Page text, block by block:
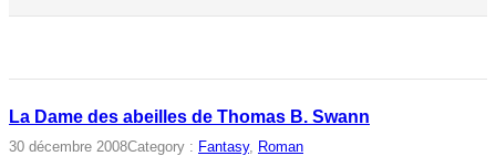
La Dame des abeilles de Thomas B. Swann
30 décembre 2008Category : Fantasy, Roman